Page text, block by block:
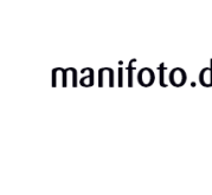
content